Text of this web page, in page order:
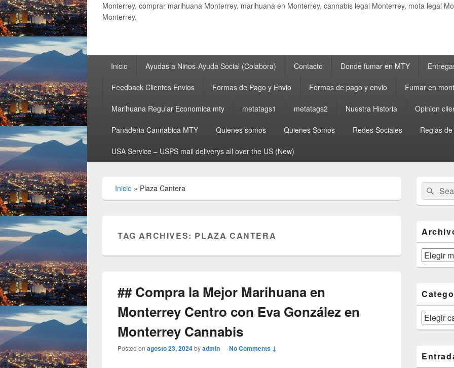
Monterrey, comprar marihuana Monterrey, marihuana en Monterrey, cannabis legal Monterrey, mota legal
Monterrey,
Inicio Ayudas a Niños-Ayuda Social (Colabora) Contacto Donde fumar en MTY
Feedback Clientes Envios Formas de Pago y Envio Formas de pago y envio Fumar en
Marihuana Regular Economica mty metatags1 metatags2 Nuestra Historia Opinion
Panaderia Cannabica MTY Quienes somos Quienes Somos Redes Sociales Reglas
USA Service – USPS mail deliverys all over the US (New)
Inicio » Plaza Cantera
TAG ARCHIVES: PLAZA CANTERA
## Compra la Mejor Marihuana en
Monterrey Centro con Eva González en
Monterrey Cannabis
Posted on agosto 23, 2024byadmin—No Comments ↓
Primary
Sidebar
Widget
Area
Search
for:
Archivos
Categorías